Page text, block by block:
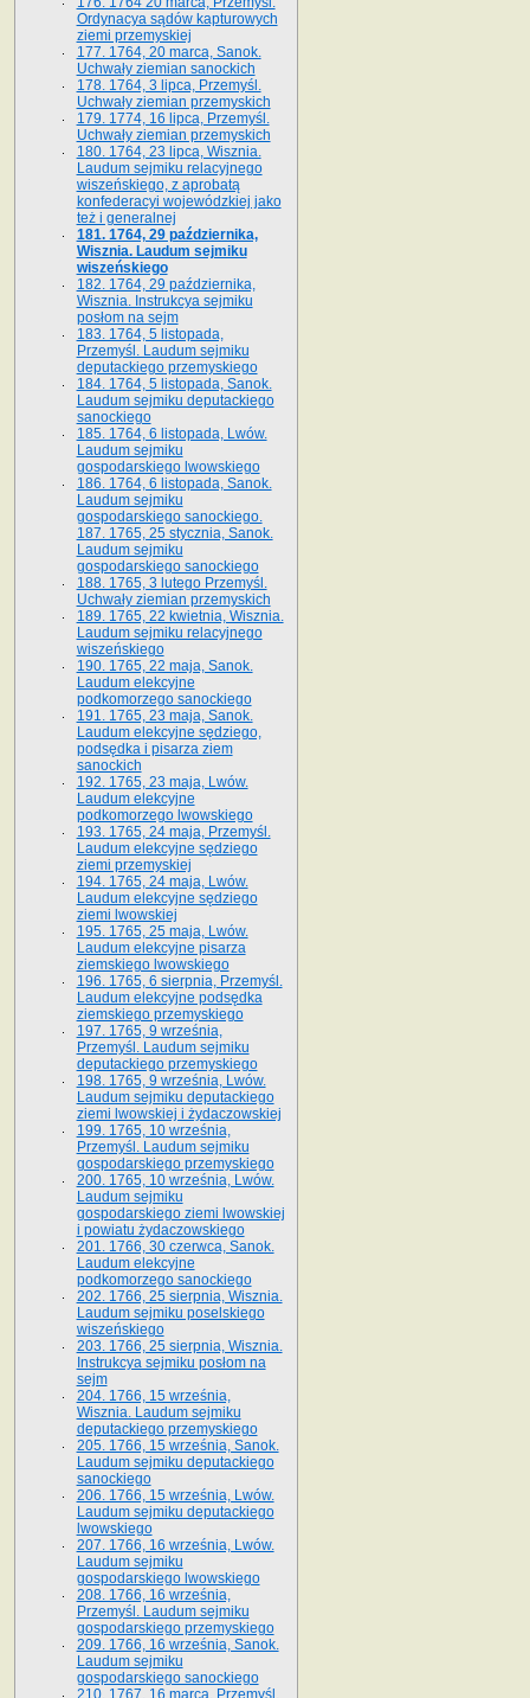
Ordynacya sądów kapturowych
ziemi przemyskiej
177. 1764, 20 marca, Sanok.
Uchwały ziemian sanockich
178. 1764, 3 lipca, Przemyśl.
Uchwały ziemian przemyskich
179. 1774, 16 lipca, Przemyśl.
Uchwały ziemian przemyskich
180. 1764, 23 lipca, Wisznia.
Laudum sejmiku relacyjnego
wiszeńskiego, z aprobatą
konfederacyi wojewódzkiej jako
też i generalnej
181. 1764, 29 października,
Wisznia. Laudum sejmiku
wiszeńskiego
182. 1764, 29 października,
Wisznia. Instrukcya sejmiku
posłom na sejm
183. 1764, 5 listopada,
Przemyśl. Laudum sejmiku
deputackiego przemyskiego
184. 1764, 5 listopada, Sanok.
Laudum sejmiku deputackiego
sanockiego
185. 1764, 6 listopada, Lwów.
Laudum sejmiku
gospodarskiego lwowskiego
186. 1764, 6 listopada, Sanok.
Laudum sejmiku
gospodarskiego sanockiego.
187. 1765, 25 stycznia, Sanok.
Laudum sejmiku
gospodarskiego sanockiego
188. 1765, 3 lutego Przemyśl.
Uchwały ziemian przemyskich
189. 1765, 22 kwietnia, Wisznia.
Laudum sejmiku relacyjnego
wiszeńskiego
190. 1765, 22 maja, Sanok.
Laudum elekcyjne
podkomorzego sanockiego
191. 1765, 23 maja, Sanok.
Laudum elekcyjne sędziego,
podsędka i pisarza ziem
sanockich
192. 1765, 23 maja, Lwów.
Laudum elekcyjne
podkomorzego lwowskiego
193. 1765, 24 maja, Przemyśl.
Laudum elekcyjne sędziego
ziemi przemyskiej
194. 1765, 24 maja, Lwów.
Laudum elekcyjne sędziego
ziemi lwowskiej
195. 1765, 25 maja, Lwów.
Laudum elekcyjne pisarza
ziemskiego lwowskiego
196. 1765, 6 sierpnia, Przemyśl.
Laudum elekcyjne podsędka
ziemskiego przemyskiego
197. 1765, 9 września,
Przemyśl. Laudum sejmiku
deputackiego przemyskiego
198. 1765, 9 września, Lwów.
Laudum sejmiku deputackiego
ziemi lwowskiej i żydaczowskiej
199. 1765, 10 września,
Przemyśl. Laudum sejmiku
gospodarskiego przemyskiego
200. 1765, 10 września, Lwów.
Laudum sejmiku
gospodarskiego ziemi lwowskiej
i powiatu żydaczowskiego
201. 1766, 30 czerwca, Sanok.
Laudum elekcyjne
podkomorzego sanockiego
202. 1766, 25 sierpnia, Wisznia.
Laudum sejmiku poselskiego
wiszeńskiego
203. 1766, 25 sierpnia, Wisznia.
Instrukcya sejmiku posłom na
sejm
204. 1766, 15 września,
Wisznia. Laudum sejmiku
deputackiego przemyskiego
205. 1766, 15 września, Sanok.
Laudum sejmiku deputackiego
sanockiego
206. 1766, 15 września, Lwów.
Laudum sejmiku deputackiego
lwowskiego
207. 1766, 16 września, Lwów.
Laudum sejmiku
gospodarskiego lwowskiego
208. 1766, 16 września,
Przemyśl. Laudum sejmiku
gospodarskiego przemyskiego
209. 1766, 16 września, Sanok.
Laudum sejmiku
gospodarskiego sanockiego
210. 1767, 16 marca, Przemyśl.